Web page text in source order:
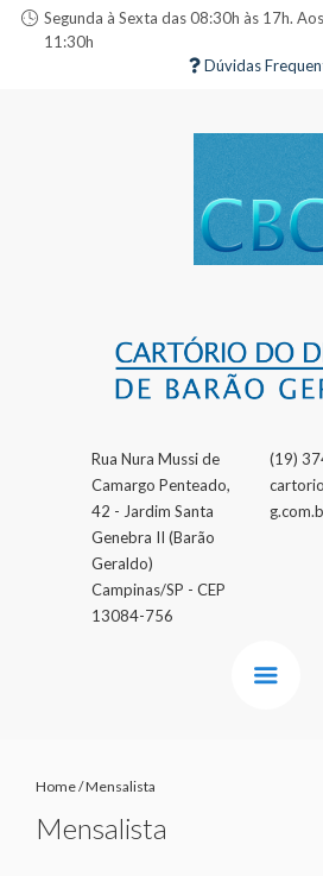
Segunda à Sexta das 08:30h às 17h.
11:30h
Dúvidas
Rua Nura Mussi de
Camargo Penteado,
42 - Jardim Santa
Genebra II (Barão
Geraldo)
Campinas/SP - CEP
13084-756
(19)
Home/Mensalista
Mensalista